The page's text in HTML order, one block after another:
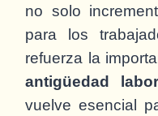
no solo
para los
refuerza la
antigüedad
vuelve esencial